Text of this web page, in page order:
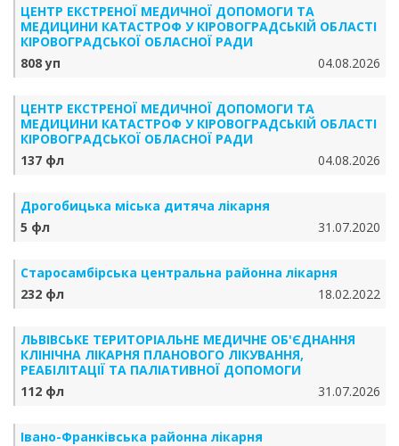
ЦЕНТР ЕКСТРЕНОЇ МЕДИЧНОЇ ДОПОМОГИ ТА
МЕДИЦИНИ КАТАСТРОФ У КІ­РО­ВО­ГРАД­СЬКІЙ ОБЛАСТІ
КІ­РО­ВО­ГРАД­СЬКОЇ ОБЛАСНОЇ РАДИ
808 уп
04.08.2026
ЦЕНТР ЕКСТРЕНОЇ МЕДИЧНОЇ ДОПОМОГИ ТА
МЕДИЦИНИ КАТАСТРОФ У КІ­РО­ВО­ГРАД­СЬКІЙ ОБЛАСТІ
КІ­РО­ВО­ГРАД­СЬКОЇ ОБЛАСНОЇ РАДИ
137 фл
04.08.2026
Дрогобицька міська дитяча лікарня
5 фл
31.07.2020
Старосамбірська центральна районна лікарня
232 фл
18.02.2022
ЛЬВІВСЬКЕ ТЕРИТОРІАЛЬНЕ МЕДИЧНЕ ОБ'ЄДНАННЯ
КЛІНІЧНА ЛІКАРНЯ ПЛАНОВОГО ЛІКУВАННЯ,
РЕАБІЛІТАЦІЇ ТА ПАЛІАТИВНОЇ ДОПОМОГИ
112 фл
31.07.2026
Івано-Франківська районна лікарня